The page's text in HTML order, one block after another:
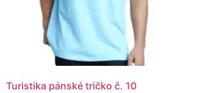
Turistika pánské tričko č. 10